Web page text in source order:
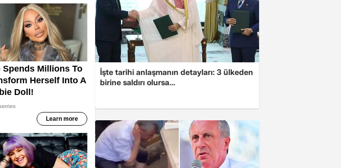
İşte tarihi anlaşmanın detayları: 3 ülkeden
birine saldırı olursa...